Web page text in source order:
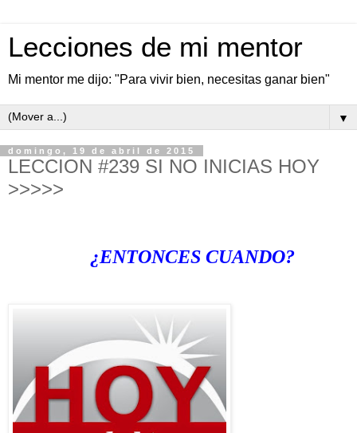
Lecciones de mi mentor
Mi mentor me dijo: "Para vivir bien, necesitas ganar bien"
▼
domingo, 19 de abril de 2015
LECCION #239 SI NO INICIAS HOY
>>>>>
¿ENTONCES CUANDO?